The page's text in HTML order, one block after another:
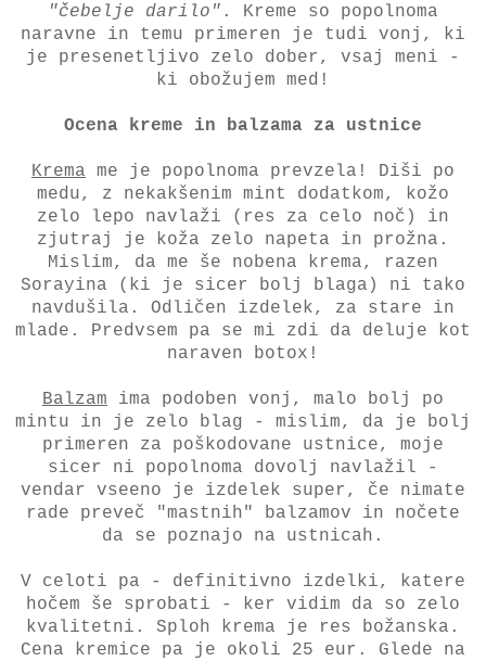
"čebelje darilo" . Kreme so popolnoma
naravne in temu primeren je tudi vonj, ki
je presenetljivo zelo dober, vsaj meni -
ki obožujem med!
Ocena kreme in balzama za ustnice
Krema me je popolnoma prevzela! Diši po
medu, z nekakšenim mint dodatkom, kožo
zelo lepo navlaži (res za celo noč) in
zjutraj je koža zelo napeta in prožna.
Mislim, da me še nobena krema, razen
Sorayina (ki je sicer bolj blaga) ni tako
navdušila. Odličen izdelek, za stare in
mlade. Predvsem pa se mi zdi da deluje kot
naraven botox!
Balzam ima podoben vonj, malo bolj po
mintu in je zelo blag - mislim, da je bolj
primeren za poškodovane ustnice, moje
sicer ni popolnoma dovolj navlažil -
vendar vseeno je izdelek super, če nimate
rade preveč "mastnih" balzamov in nočete
da se poznajo na ustnicah.
V celoti pa - definitivno izdelki, katere
hočem še sprobati - ker vidim da so zelo
kvalitetni. Sploh krema je res božanska.
Cena kremice pa je okoli 25 eur. Glede na